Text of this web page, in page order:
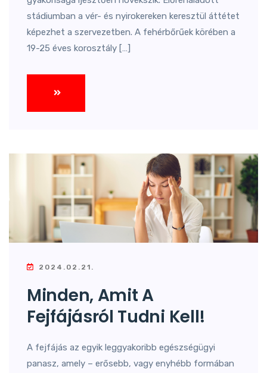
stádiumban a vér- és nyirokereken keresztül áttétet
képezhet a szervezetben. A fehérbőrűek körében a
19-25 éves korosztály […]
2024.02.21.
Minden, Amit A
Fejfájásról Tudni Kell!
A fejfájás az egyik leggyakoribb egészségügyi
panasz, amely – erősebb, vagy enyhébb formában